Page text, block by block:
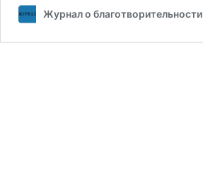
Журнал о благотворительности